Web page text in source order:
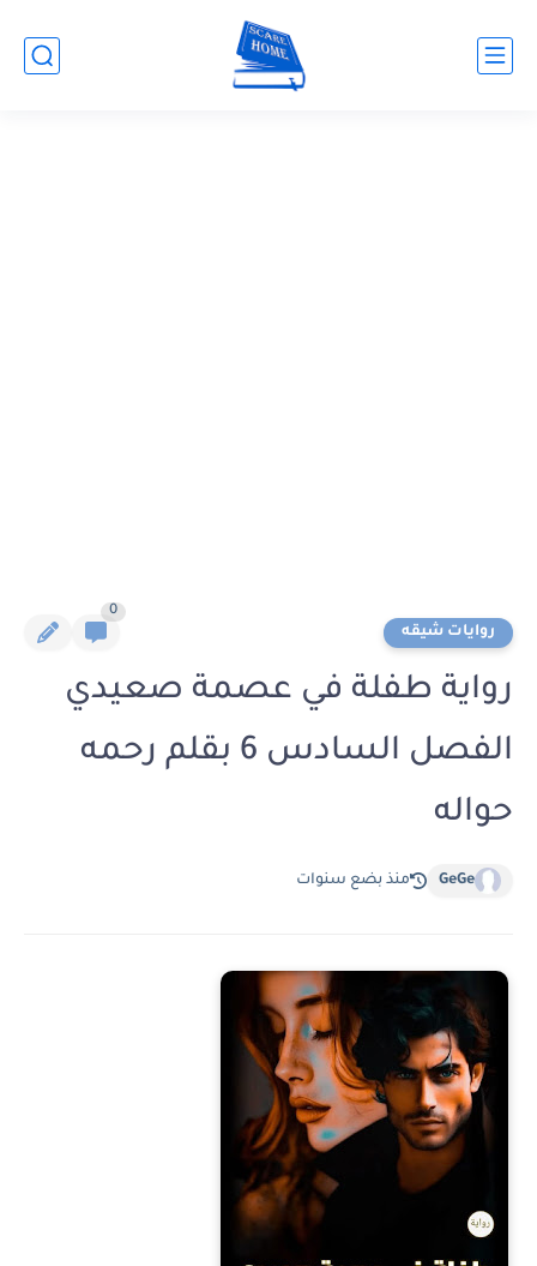
روايات شيقه
0
رواية طفلة في عصمة صعيدي
الفصل السادس 6 بقلم رحمه
حواله
GeGe منذ بضع سنوات